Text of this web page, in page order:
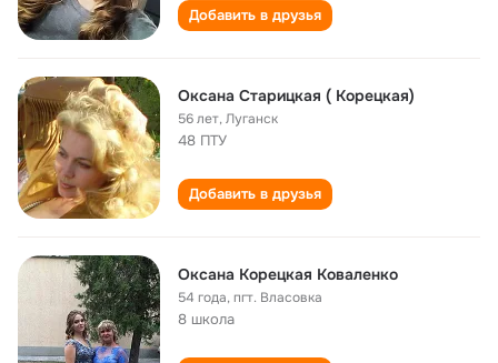
Добавить в друзья
Оксана Старицкая ( Корецкая)
56 лет,Луганск
48 ПТУ
Добавить в друзья
Оксана Корецкая Коваленко
54 года,пгт. Власовка
8 школа